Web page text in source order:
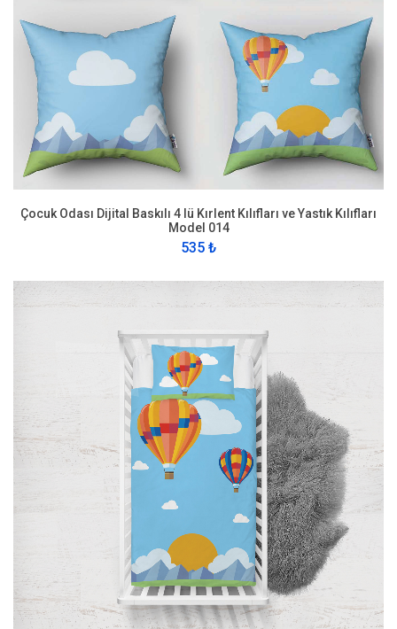
Çocuk Odası Dijital Baskılı 4 lü Kırlent Kılıfları ve Yastık Kılıfları
Model 014
535 ₺